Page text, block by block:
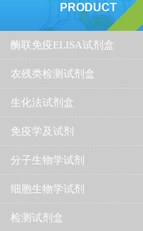
PRODUCT
酶联免疫ELISA试剂盒
农残类检测试剂盒
生化法试剂盒
免疫学及试剂
分子生物学试剂
细胞生物学试剂
检测试剂盒